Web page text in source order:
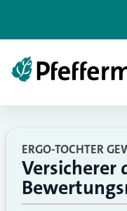
ERGO-TOCHTER
Versicherer